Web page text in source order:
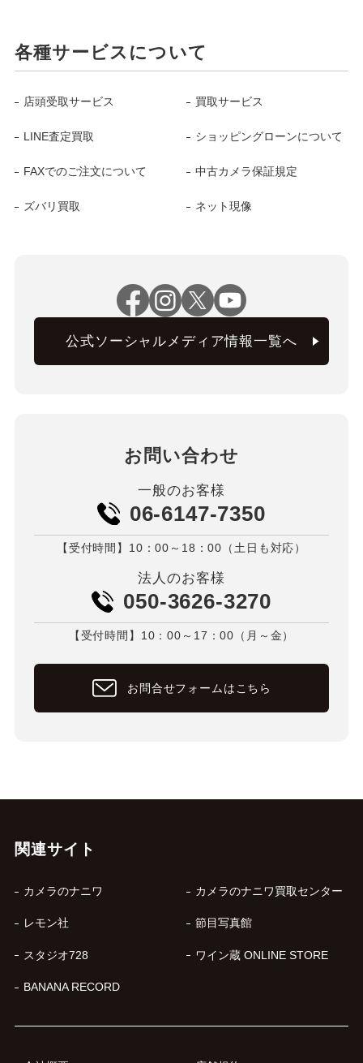
各種サービスについて
店頭受取サービス 買取サービス
LINE査定買取 ショッピングローンについて
FAXでのご注文について 中古カメラ保証規定
ズバリ買取 ネット現像
公式ソーシャルメディア情報一覧へ
お問い合わせ
一般のお客様
06-6147-7350
【受付時間】10：00～18：00（土日も対応）
法人のお客様
050-3626-3270
【受付時間】10：00～17：00（月～金）
お問合せフォームはこちら
関連サイト
カメラのナニワ カメラのナニワ買取センター
レモン社 節目写真館
スタジオ728 ワイン蔵 ONLINE STORE
BANANA RECORD